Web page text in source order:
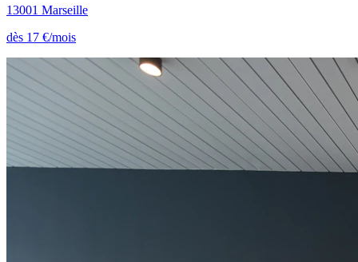
13001 Marseille
dès 17 €/mois